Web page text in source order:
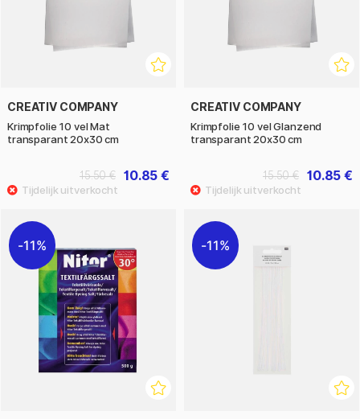
CREATIV COMPANY
Krimpfolie 10 vel Mat
transparant 20x30 cm
10.85 €
15.50 €
CREATIV COMPANY
Krimpfolie 10 vel Glanzend
transparant 20x30 cm
10.85 €
15.50 €
11% 11%